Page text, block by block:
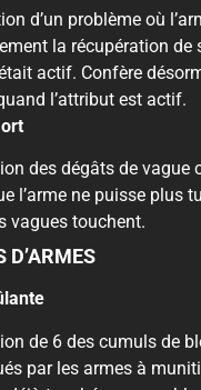
d’un problème où
la récupération de
actif. Confère
l’attribut est actif.
des dégâts de vague
l’arme ne puisse plus
vagues touchent.
D’ARMES
de 6 des cumuls de
par les armes à